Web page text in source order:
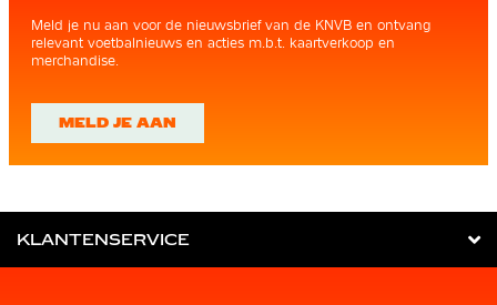
Meld je nu aan voor de nieuwsbrief van de KNVB en ontvang
relevant voetbalnieuws en acties m.b.t. kaartverkoop en
merchandise.
MELD JE AAN
KLANTENSERVICE